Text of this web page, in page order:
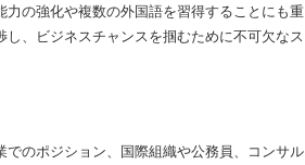
の強化や複数の外国語を習得することにも重
、ビジネスチャンスを掴むために不可欠なス
のポジション、国際組織や公務員、コンサル